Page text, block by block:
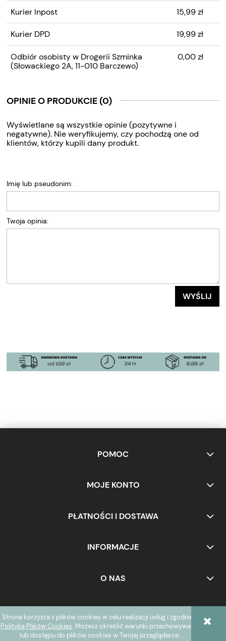
Strona korzysta z plików cookies w celu realizacji usług i zgodnie z
Polityką Plików Cookies. Możesz określić warunki przechowywania
lub dostępu do plików cookies w Twojej przeglądarce.
Kurier Inpost 15,99 zł
Kurier DPD 19,99 zł
Odbiór osobisty w Drogerii Szminka
(Słowackiego 2A, 11-010 Barczewo)
0,00 zł
OPINIE O PRODUKCIE (0)
Wyświetlane są wszystkie opinie (pozytywne i
negatywne). Nie weryfikujemy, czy pochodzą one od
klientów, którzy kupili dany produkt.
Imię lub pseudonim:
Twoja opinia:
WYŚLIJ
POMOC
MOJE KONTO
PŁATNOŚCI I DOSTAWA
INFORMACJE
O NAS
POKAŻ PEŁNĄ WERSJĘ STRONY
Sklep internetowy Shoper.pl